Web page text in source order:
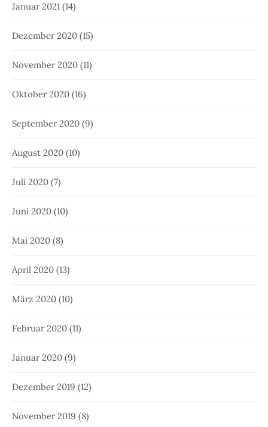
Januar 2021 (14)
Dezember 2020 (15)
November 2020 (11)
Oktober 2020 (16)
September 2020 (9)
August 2020 (10)
Juli 2020 (7)
Juni 2020 (10)
Mai 2020 (8)
April 2020 (13)
März 2020 (10)
Februar 2020 (11)
Januar 2020 (9)
Dezember 2019 (12)
November 2019 (8)